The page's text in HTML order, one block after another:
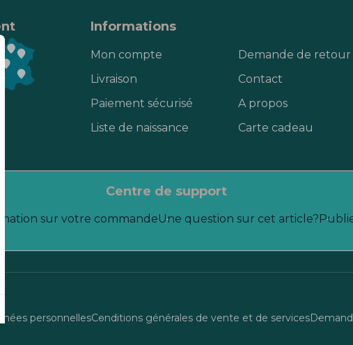
Informations
Mon compte
Livraison
Paiement sécurisé
Liste de naissance
Demande de retour
Contact
A propos
Carte cadeau
centre de support
sur votre commandeUne question sur cet article?
personnellesConditions générales de vente et de services